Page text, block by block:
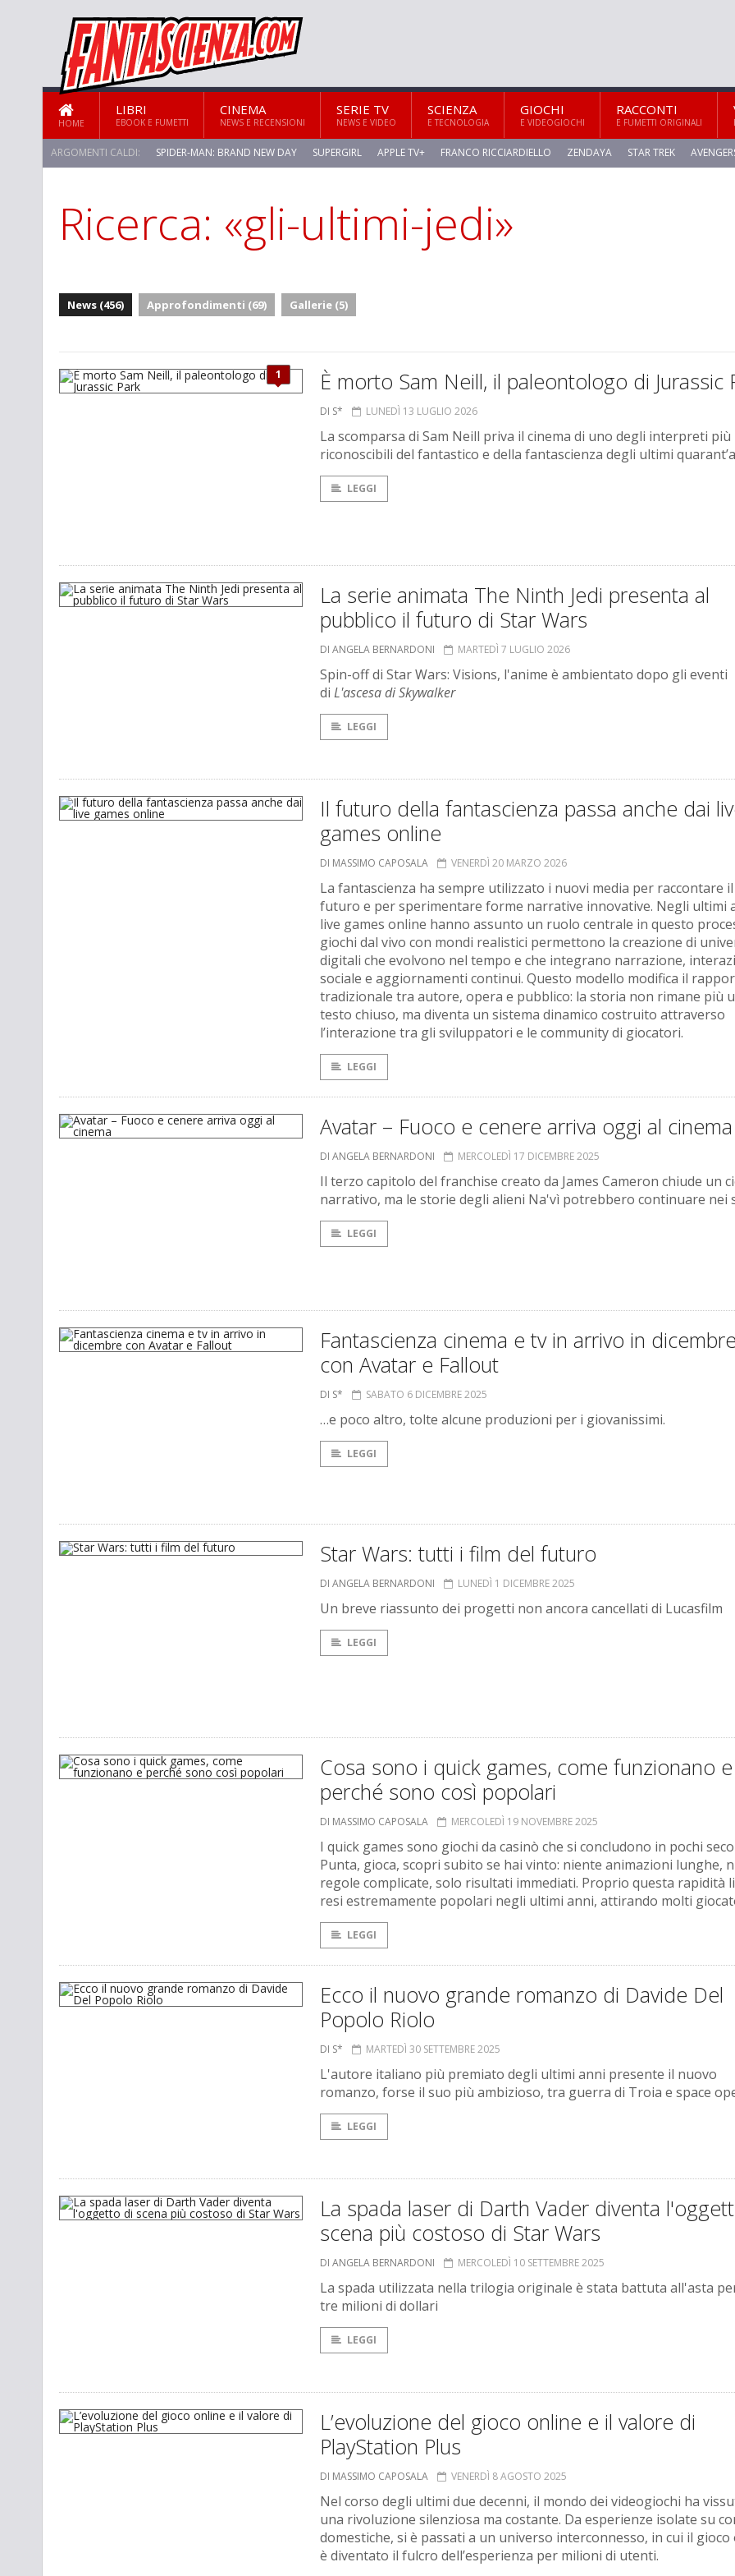
HOME
LIBRI
EBOOK E FUMETTI
CINEMA
NEWS E RECENSIONI
SERIE TV
NEWS E VIDEO
SCIENZA
E TECNOLOGIA
GIOCHI
E VIDEOGIOCHI
RACCONTI
E FUMETTI ORIGINALI
ARGOMENTI CALDI: SPIDER-MAN: BRAND NEW DAY SUPERGIRL APPLE TV+ FRANCO RICCIARDIELLO ZENDAYA STAR TREK
Ricerca: «gli-ultimi-jedi»
News (456) Approfondimenti (69) Gallerie (5)
1 È morto Sam Neill, il paleontologo di Jurassic
DI S* LUNEDÌ 13 LUGLIO 2026
La scomparsa di Sam Neill priva il cinema di uno degli interpreti più
riconoscibili del fantastico e della fantascienza degli ultimi
LEGGI
La serie animata The Ninth Jedi presenta al
pubblico il futuro di Star Wars
DI ANGELA BERNARDONI MARTEDÌ 7 LUGLIO 2026
Spin-off di Star Wars: Visions, l'anime è ambientato dopo gli eventi
di L'ascesa di Skywalker
LEGGI
Il futuro della fantascienza passa anche dai
games online
DI MASSIMO CAPOSALA VENERDÌ 20 MARZO 2026
La fantascienza ha sempre utilizzato i nuovi media per raccontare il
futuro e per sperimentare forme narrative innovative. Negli ultimi
live games online hanno assunto un ruolo centrale in questo
giochi dal vivo con mondi realistici permettono la creazione di
digitali che evolvono nel tempo e che integrano narrazione,
sociale e aggiornamenti continui. Questo modello modifica il
tradizionale tra autore, opera e pubblico: la storia non rimane più
testo chiuso, ma diventa un sistema dinamico costruito attraverso
l’interazione tra gli sviluppatori e le community di giocatori.
LEGGI
Avatar – Fuoco e cenere arriva oggi al cinema
DI ANGELA BERNARDONI MERCOLEDÌ 17 DICEMBRE 2025
Il terzo capitolo del franchise creato da James Cameron chiude un
narrativo, ma le storie degli alieni Na'vì potrebbero continuare nei
LEGGI
Fantascienza cinema e tv in arrivo in dicembre
con Avatar e Fallout
DI S* SABATO 6 DICEMBRE 2025
…e poco altro, tolte alcune produzioni per i giovanissimi.
LEGGI
Star Wars: tutti i film del futuro
DI ANGELA BERNARDONI LUNEDÌ 1 DICEMBRE 2025
Un breve riassunto dei progetti non ancora cancellati di Lucasfilm
LEGGI
Cosa sono i quick games, come funzionano e
perché sono così popolari
DI MASSIMO CAPOSALA MERCOLEDÌ 19 NOVEMBRE 2025
I quick games sono giochi da casinò che si concludono in pochi
Punta, gioca, scopri subito se hai vinto: niente animazioni lunghe,
regole complicate, solo risultati immediati. Proprio questa rapidità
resi estremamente popolari negli ultimi anni, attirando molti
LEGGI
Ecco il nuovo grande romanzo di Davide Del
Popolo Riolo
DI S* MARTEDÌ 30 SETTEMBRE 2025
L'autore italiano più premiato degli ultimi anni presente il nuovo
romanzo, forse il suo più ambizioso, tra guerra di Troia e space
LEGGI
La spada laser di Darth Vader diventa
scena più costoso di Star Wars
DI ANGELA BERNARDONI MERCOLEDÌ 10 SETTEMBRE 2025
La spada utilizzata nella trilogia originale è stata battuta all'asta
tre milioni di dollari
LEGGI
L’evoluzione del gioco online e il valore di
PlayStation Plus
DI MASSIMO CAPOSALA VENERDÌ 8 AGOSTO 2025
Nel corso degli ultimi due decenni, il mondo dei videogiochi ha
una rivoluzione silenziosa ma costante. Da esperienze isolate su
domestiche, si è passati a un universo interconnesso, in cui il gioco
è diventato il fulcro dell’esperienza per milioni di utenti.